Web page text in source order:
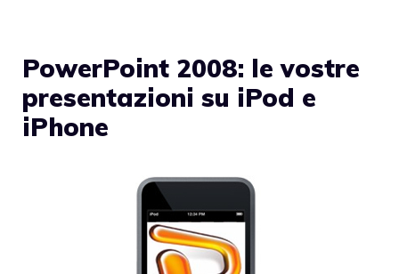
PowerPoint 2008: le vostre
presentazioni su iPod e
iPhone